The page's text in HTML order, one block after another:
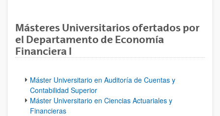
Másteres Universitarios ofertados por
el Departamento de Economía
Financiera I
Máster Universitario en Auditoría de Cuentas y
Contabilidad Superior
Máster Universitario en Ciencias Actuariales y
Financieras